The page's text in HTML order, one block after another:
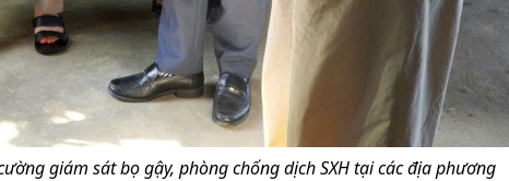
giám sát bọ gậy, phòng chống dịch SXH tại các địa phương